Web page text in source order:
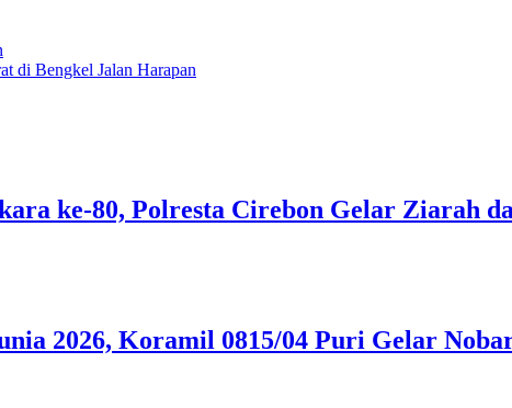
di Bengkel Jalan Harapan
ke-80, Polresta Cirebon Gelar Ziarah
2026, Koramil 0815/04 Puri Gelar